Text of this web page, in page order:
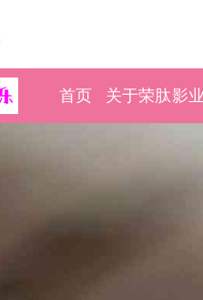
首页 关于荣肽影业